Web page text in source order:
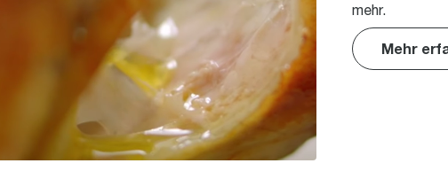
mehr.
Mehr